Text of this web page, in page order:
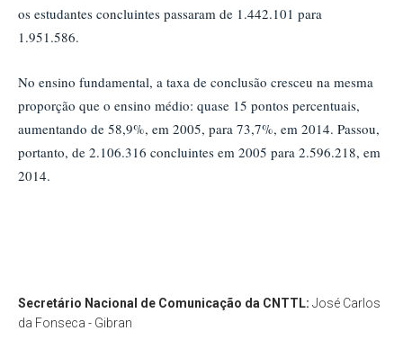
os estudantes concluintes passaram de 1.442.101 para
1.951.586.
No ensino fundamental, a taxa de conclusão cresceu na mesma
proporção que o ensino médio: quase 15 pontos percentuais,
aumentando de 58,9%, em 2005, para 73,7%, em 2014. Passou,
portanto, de 2.106.316 concluintes em 2005 para 2.596.218, em
2014.
Secretário Nacional de Comunicação da CNTTL: José Carlos
da Fonseca - Gibran